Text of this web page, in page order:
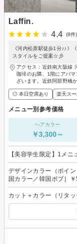
Laffin.
4.4
(8件)
《河内松原駅徒歩1分♪♪》
スタイルをご提案☆彡
アクセス：近鉄南大阪線
珈琲のお隣、1階にアパ
ざいます。近鉄阿部野橋
◎ 本日空席あり 楽天スー
メニュー別参考価格
ヘアカラー
￥3,300～
【美容学生限定】1メニ
デザインカラー（ポイ
国カラー／韓国ボブ］
カット＋カラー（リタ